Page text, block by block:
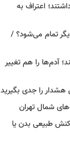
اعتراف به
تمام می‌شود؟ /
آدم‌ها را هم تغییر
را جدی بگیرید
شمال تهران
طبیعی بدن یا